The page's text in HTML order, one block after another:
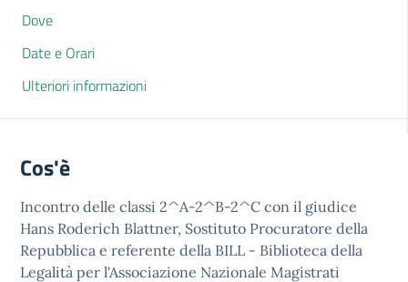
Dove
Date e Orari
Ulteriori informazioni
Cos'è
Incontro delle classi 2^A-2^B-2^C con il giudice
Hans Roderich Blattner, Sostituto Procuratore della
Repubblica e referente della BILL - Biblioteca della
Legalità per l'Associazione Nazionale Magistrati